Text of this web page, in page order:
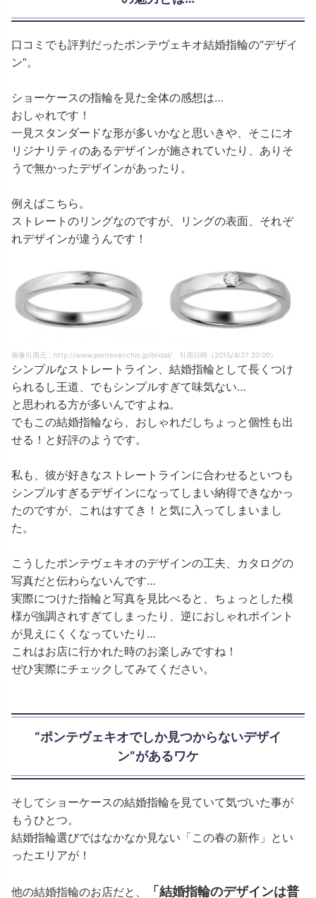
口コミでも評判だったポンテヴェキオ結婚指輪の“デザイ
ン”。
ショーケースの指輪を見た全体の感想は…
おしゃれです！
一見スタンダードな形が多いかなと思いきや、そこにオ
リジナリティのあるデザインが施されていたり、ありそ
うで無かったデザインがあったり。
例えばこちら。
ストレートのリングなのですが、リングの表面、それぞ
れデザインが違うんです！
画像引用元：http://www.pontevecchio.jp/bridal/、引用日時（2015/4/27 20:00）
シンプルなストレートライン、結婚指輪として長くつけ
られるし王道、でもシンプルすぎて味気ない…
と思われる方が多いんですよね。
でもこの結婚指輪なら、おしゃれだしちょっと個性も出
せる！と好評のようです。
私も、彼が好きなストレートラインに合わせるといつも
シンプルすぎるデザインになってしまい納得できなかっ
たのですが、これはすてき！と気に入ってしまいまし
た。
こうしたポンテヴェキオのデザインの工夫、カタログの
写真だと伝わらないんです…
実際につけた指輪と写真を見比べると、ちょっとした模
様が強調されすぎてしまったり、逆におしゃれポイント
が見えにくくなっていたり…
これはお店に行かれた時のお楽しみですね！
ぜひ実際にチェックしてみてください。
“ポンテヴェキオでしか見つからないデザイ
ン”があるワケ
そしてショーケースの結婚指輪を見ていて気づいた事が
もうひとつ。
結婚指輪選びではなかなか見ない「この春の新作」とい
ったエリアが！
他の結婚指輪のお店だと、
「結婚指輪のデザインは普